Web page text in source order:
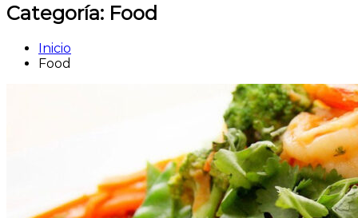
Categoría: Food
Inicio
Food